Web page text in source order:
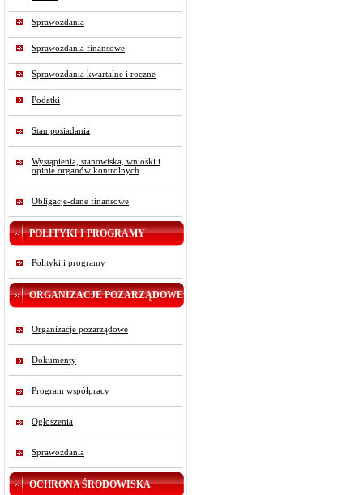
Sprawozdania
Sprawozdania finansowe
Sprawozdania kwartalne i roczne
Podatki
Stan posiadania
Wystąpienia, stanowiska, wnioski i
opinie organów kontrolnych
Obligacje-dane finansowe
POLITYKI I PROGRAMY
Polityki i programy
ORGANIZACJE POZARZĄDOWE
Organizacje pozarządowe
Dokumenty
Program współpracy
Ogłoszenia
Sprawozdania
OCHRONA ŚRODOWISKA